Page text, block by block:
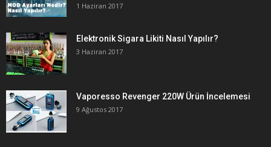
1 Haziran 2017
Elektronik Sigara Likiti Nasıl Yapılır?
3 Haziran 2017
Vaporesso Revenger 220W Ürün İncelemesi
9 Ağustos 2017